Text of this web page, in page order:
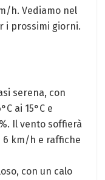
h. Vediamo nel
i prossimi giorni.
serena, con
ai 15°C e
Il vento soffierà
6 km/h e raffiche
con un calo